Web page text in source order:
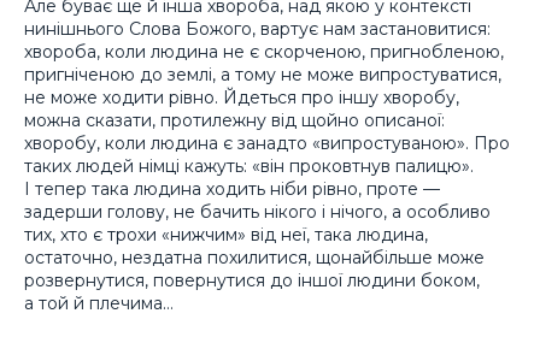
Але буває ще й інша хвороба, над якою у контексті
нинішнього Слова Божого, вартує нам застановитися:
хвороба, коли людина не є скорченою, пригнобленою,
пригніченою до землі, а тому не може випростуватися,
не може ходити рівно. Йдеться про іншу хворобу,
можна сказати, протилежну від щойно описаної:
хворобу, коли людина є занадто «випростуваною». Про
таких людей німці кажуть: «він проковтнув палицю».
І тепер така людина ходить ніби рівно, проте —
задерши голову, не бачить нікого і нічого, а особливо
тих, хто є трохи «нижчим» від неї, така людина,
остаточно, нездатна похилитися, щонайбільше може
розвернутися, повернутися до іншої людини боком,
а той й плечима…